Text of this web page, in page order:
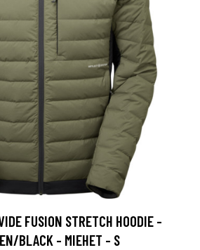
FUSION STRETCH HOODIE -
BLACK - MIEHET - S